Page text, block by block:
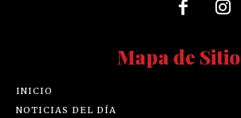
Mapa de Sitio
INICIO
NOTICIAS DEL DÍA